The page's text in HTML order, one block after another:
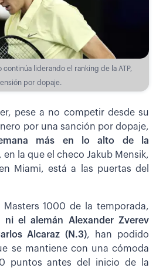
continúa liderando el ranking de la ATP,
por dopaje.
pese a no competir desde su
por una sanción por dopaje,
más en lo alto de la
, en la que el checo Jakub Mensik,
Miami, está a las puertas del
Masters 1000 de la temporada,
ni el alemán Alexander Zverev
Alcaraz (N.3), han podido
se mantiene con una cómoda
puntos antes del inicio de la